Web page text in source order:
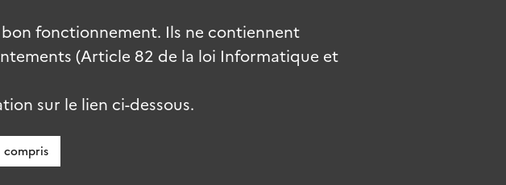
fonctionnement. Ils ne contiennent
(Article 82 de la loi Informatique et
sur le lien ci-dessous.
compris